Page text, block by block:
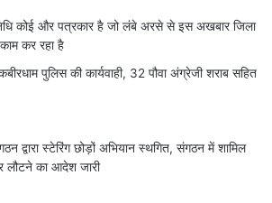
कोई और पत्रकार है जो लंबे अरसे से इस अखबार जिला
कर रहा है
पुलिस की कार्यवाही, 32 पौवा अंग्रेजी शराब सहित
द्वारा स्टेरिंग छोड़ों अभियान स्थगित, संगठन में शामिल
लौटने का आदेश जारी